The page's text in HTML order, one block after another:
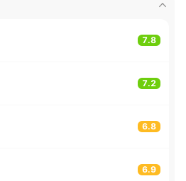
7.8
7.2
6.8
6.9